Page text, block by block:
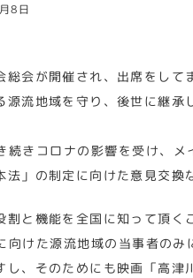
8日
総会が開催され、出席をして
源流地域を守り、後世に継承
続きコロナの影響を受け、
法」の制定に向けた意見交換
割と機能を全国に知って頂く
向けた源流地域の当事者の
し、そのためにも映画「高津